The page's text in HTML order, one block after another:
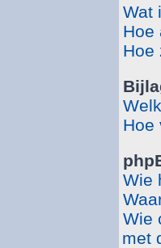
Wat
Hoe
Hoe
Hoe
Wie
Wie
met